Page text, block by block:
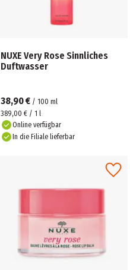
NUXE Very Rose Sinnliches
Duftwasser
38,90 € / 100 ml
389,00 € / 1 l
Online verfügbar
In die Filiale lieferbar